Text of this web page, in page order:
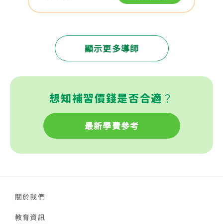
顯示更多導師
想知補習價錢是否合適？
最新學費參考
關於我們
教育資訊